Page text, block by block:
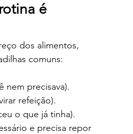
é
dos alimentos,
comuns:
nem precisava).
refeição).
o que já tinha).
e precisa repor